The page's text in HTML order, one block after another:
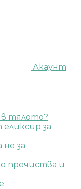
Акаунт
в тялото?
за
не за
пречиства и